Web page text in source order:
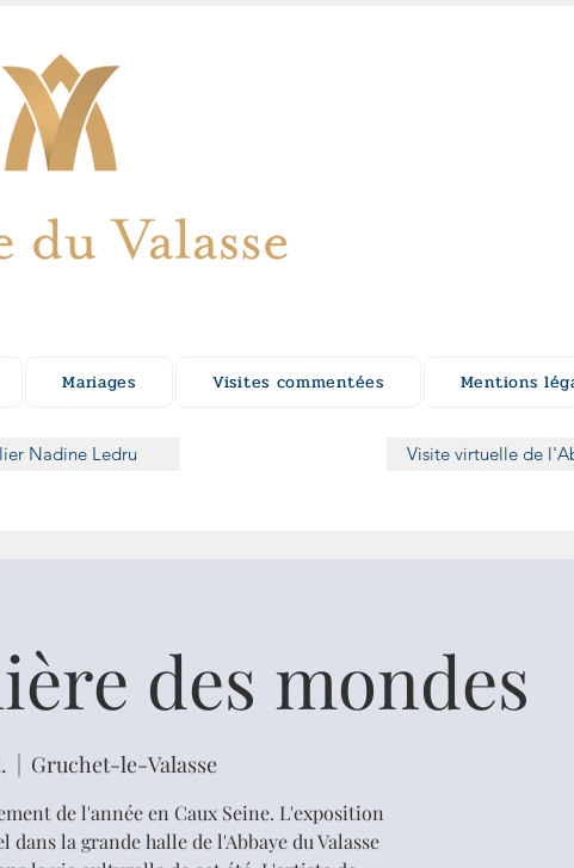
Mariages Visites commentées Mentions
Visite virtuelle de
Nadine Ledru
des mondes
  |
Gruchet-le-Valasse
de l'année en Caux Seine. L'exposition
la grande halle de l'Abbaye du Valasse